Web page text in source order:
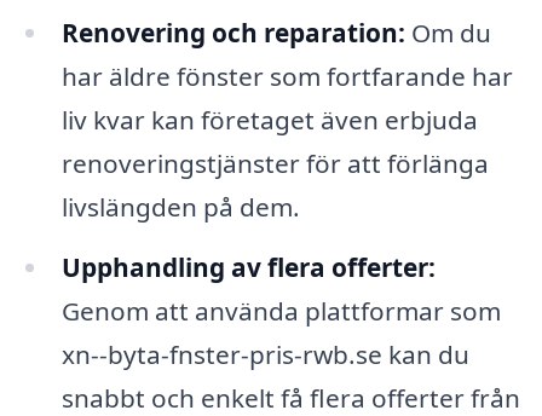
Renovering och reparation: Om du
har äldre fönster som fortfarande har
liv kvar kan företaget även erbjuda
renoveringstjänster för att förlänga
livslängden på dem.
Upphandling av flera offerter:
Genom att använda plattformar som
xn--byta-fnster-pris-rwb.se kan du
snabbt och enkelt få flera offerter från